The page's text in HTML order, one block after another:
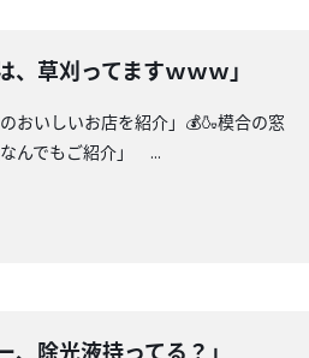
草刈ってますｗｗｗ」
おいしいお店を紹介」💰🍶模合の
んでもご紹介」 ...
除光液持ってる？」